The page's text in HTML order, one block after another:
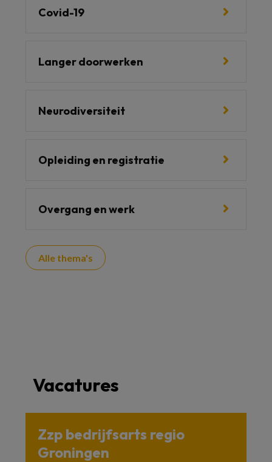
Covid-19
Langer doorwerken
Neurodiversiteit
Opleiding en registratie
Overgang en werk
Alle thema's
Vacatures
Zzp bedrijfsarts regio
Groningen